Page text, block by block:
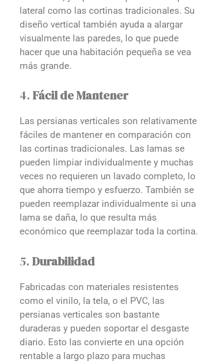
lateral como las cortinas tradicionales. Su
diseño vertical también ayuda a alargar
visualmente las paredes, lo que puede
hacer que una habitación pequeña se vea
más grande.
4.Fácil de Mantener
Las persianas verticales son relativamente
fáciles de mantener en comparación con
las cortinas tradicionales. Las lamas se
pueden limpiar individualmente y muchas
veces no requieren un lavado completo, lo
que ahorra tiempo y esfuerzo. También se
pueden reemplazar individualmente si una
lama se daña, lo que resulta más
económico que reemplazar toda la cortina.
5.Durabilidad
Fabricadas con materiales resistentes
como el vinilo, la tela, o el PVC, las
persianas verticales son bastante
duraderas y pueden soportar el desgaste
diario. Esto las convierte en una opción
rentable a largo plazo para muchas